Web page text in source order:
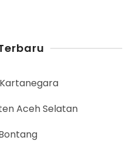
Aceh Selatan